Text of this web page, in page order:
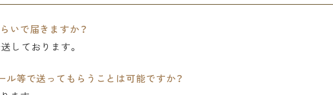
いで届きますか？
しております。
ル等で送ってもらうことは可能ですか？